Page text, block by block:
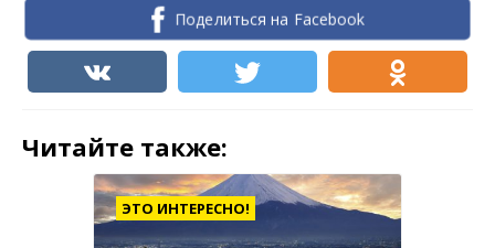
Поделиться на Facebook
Читайте также:
ЭТО ИНТЕРЕСНО!